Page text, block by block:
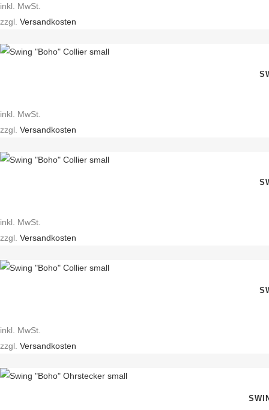
inkl. MwSt.
zzgl. Versandkosten
inkl. MwSt.
zzgl. Versandkosten
inkl. MwSt.
zzgl. Versandkosten
inkl. MwSt.
zzgl. Versandkosten